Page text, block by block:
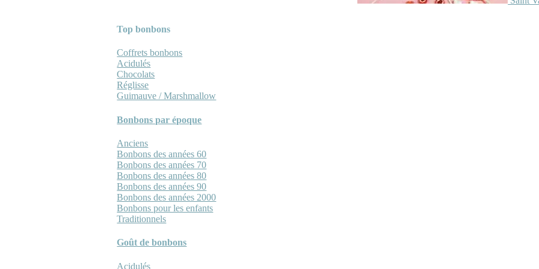
Top bonbons
Coffrets bonbons
Acidulés
Chocolats
Réglisse
Guimauve / Marshmallow
Bonbons par époque
Anciens
Bonbons des années 60
Bonbons des années 70
Bonbons des années 80
Bonbons des années 90
Bonbons des années 2000
Bonbons pour les enfants
Traditionnels
Goût de bonbons
Acidulés